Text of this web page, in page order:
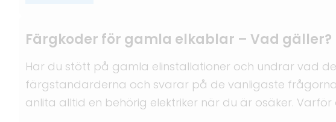
Färgkoder för gamla elkablar – Vad gäller?
Har du stött på gamla elinstallationer och undrar vad
färgstandarderna och svarar på de vanligaste
anlita alltid en behörig elektriker när du är osäker. Varför